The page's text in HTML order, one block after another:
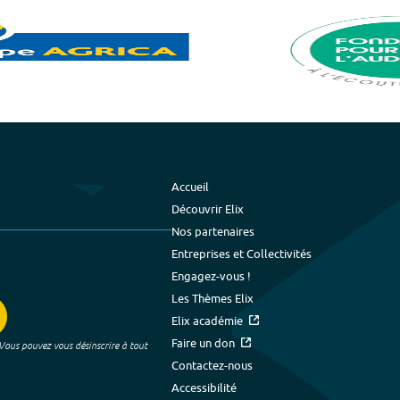
pouvez vous désinscrire à tout
Accueil
Découvrir Elix
Nos partenaires
Entreprises et Collectivités
Engagez-vous !
Les Thèmes Elix
Elix académie
Faire un don
Contactez-nous
Accessibilité